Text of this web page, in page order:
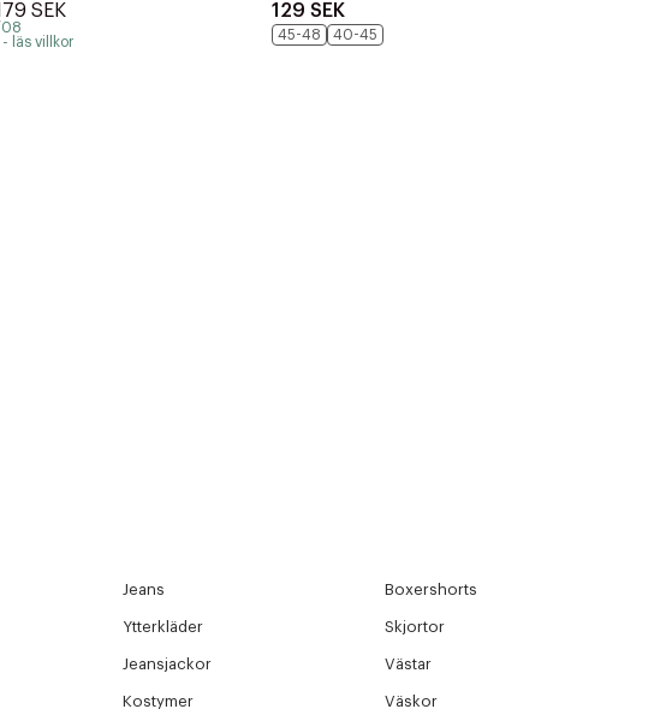
SEK
08
läs villkor
129 SEK
45-48 40-45
Jeans Boxershorts
Ytterkläder Skjortor
Jeansjackor Västar
Kostymer Väskor